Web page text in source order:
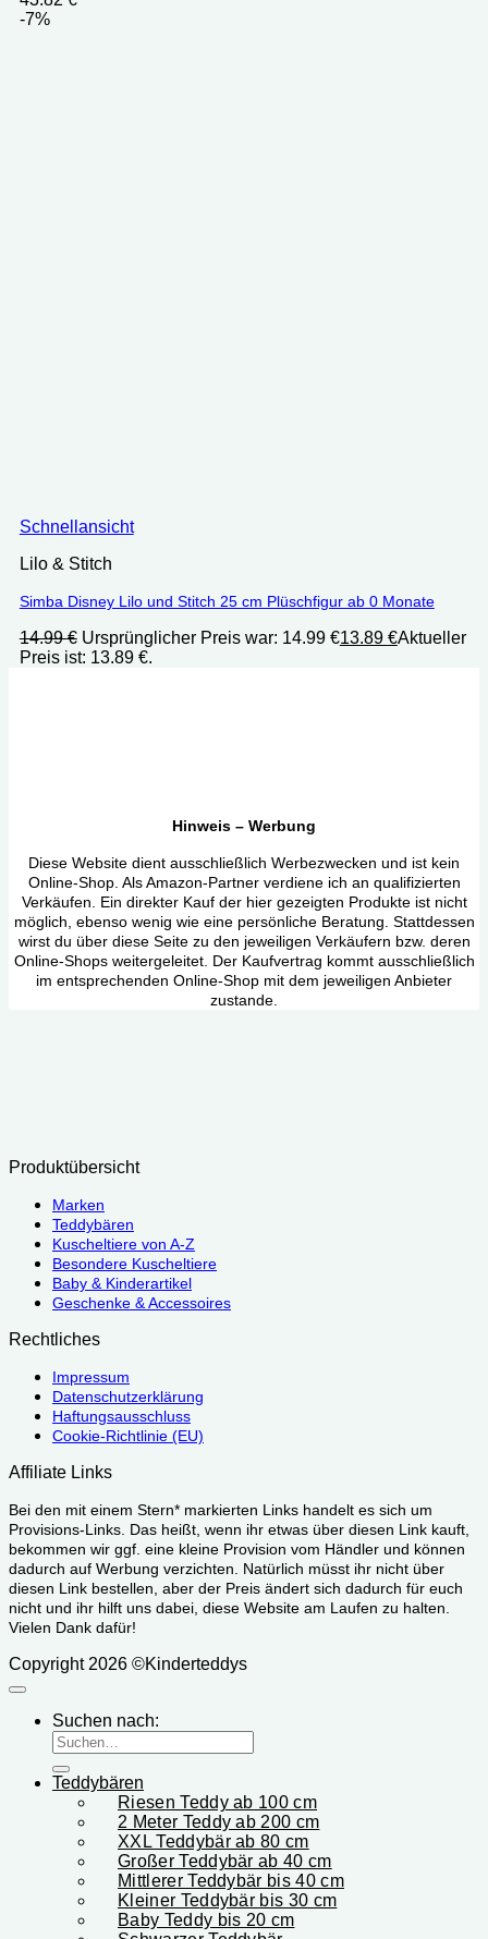
-7%
Schnellansicht
Lilo & Stitch
Simba Disney Lilo und Stitch 25 cm Plüschfigur ab 0 Monate
14.99€ Ursprünglicher Preis war: 14.99 €13.89 €Aktueller
Preis ist: 13.89 €.
Hinweis – Werbung
Diese Website dient ausschließlich Werbezwecken und ist kein
Online-Shop. Als Amazon-Partner verdiene ich an qualifizierten
Verkäufen. Ein direkter Kauf der hier gezeigten Produkte ist nicht
möglich, ebenso wenig wie eine persönliche Beratung. Stattdessen
wirst du über diese Seite zu den jeweiligen Verkäufern bzw. deren
Online-Shops weitergeleitet. Der Kaufvertrag kommt ausschließlich
im entsprechenden Online-Shop mit dem jeweiligen Anbieter
zustande.
Produktübersicht
Marken
Teddybären
Kuscheltiere von A-Z
Besondere Kuscheltiere
Baby & Kinderartikel
Geschenke & Accessoires
Rechtliches
Impressum
Datenschutzerklärung
Haftungsausschluss
Cookie-Richtlinie (EU)
Affiliate Links
Bei den mit einem Stern* markierten Links handelt es sich um
Provisions-Links. Das heißt, wenn ihr etwas über diesen Link kauft,
bekommen wir ggf. eine kleine Provision vom Händler und können
dadurch auf Werbung verzichten. Natürlich müsst ihr nicht über
diesen Link bestellen, aber der Preis ändert sich dadurch für euch
nicht und ihr hilft uns dabei, diese Website am Laufen zu halten.
Vielen Dank dafür!
Copyright 2026 ©Kinderteddys
Suchen nach:
Teddybären
Riesen Teddy ab 100 cm
2 Meter Teddy ab 200 cm
XXL Teddybär ab 80 cm
Großer Teddybär ab 40 cm
Mittlerer Teddybär bis 40 cm
Kleiner Teddybär bis 30 cm
Baby Teddy bis 20 cm